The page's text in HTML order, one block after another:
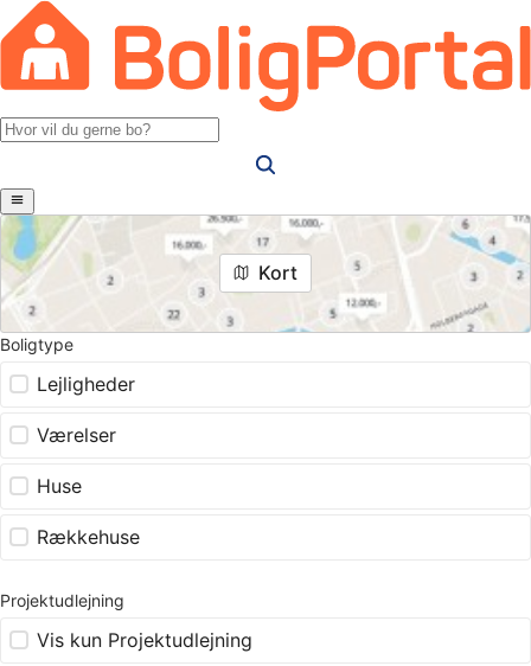
Kort
Boligtype
Lejligheder
Værelser
Huse
Rækkehuse
Projektudlejning
Vis kun Projektudlejning